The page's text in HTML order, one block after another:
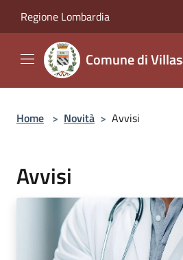
Regione Lombardia
Comune di
Home > Novità > Avvisi
Avvisi